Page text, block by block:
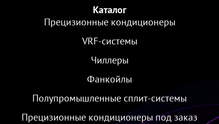
Каталог
Прецизионные кондиционеры
VRF-cистемы
Чиллеры
Фанкойлы
Полупромышленные сплит-системы
Прецизионные кондиционеры под заказ